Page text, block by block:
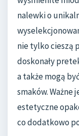
nalewki o
nie tylko cieszą
doskonały
a także mogą
smaków. Ważne
estetyczne
co dodatkowo